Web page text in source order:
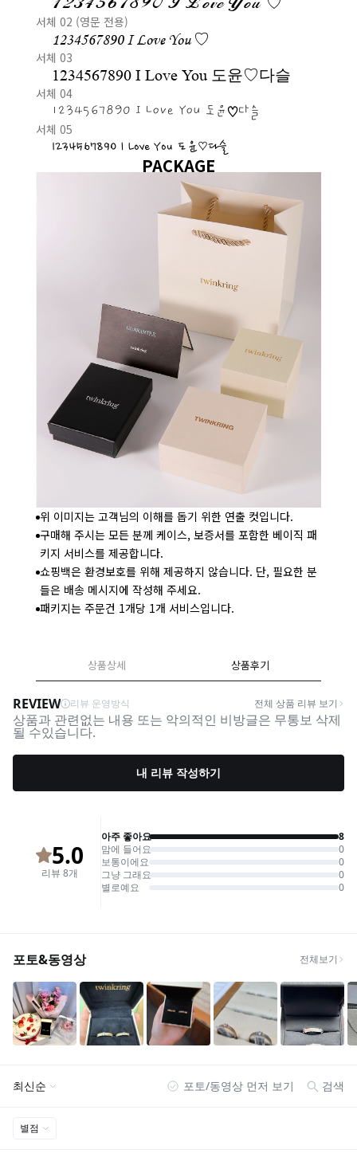
1234567890 I Love You ♡
서체 02 (영문 전용)
1234567890 I Love You ♡
서체 03
1234567890 I Love You 도윤♡다슬
서체 04
1234567890 I Love You 도윤♡다슬
서체 05
1234567890 I Love You 도윤♡다슬
PACKAGE
위 이미지는 고객님의 이해를 돕기 위한 연출 컷입니다.
구매해 주시는 모든 분께 케이스, 보증서를 포함한 베이직 패
키지 서비스를 제공합니다.
쇼핑백은 환경보호를 위해 제공하지 않습니다. 단, 필요한 분
들은 배송 메시지에 작성해 주세요.
패키지는 주문건 1개당 1개 서비스입니다.
상품상세 상품후기